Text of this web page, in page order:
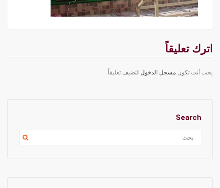
اترك تعليقاً
يجب أنت تكون مسجل الدخول لتضيف تعليقاً.
Search